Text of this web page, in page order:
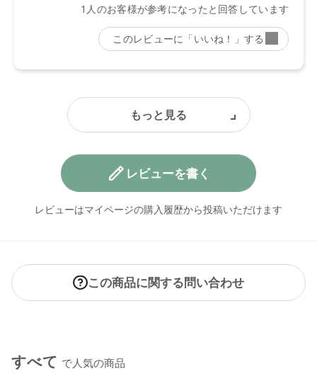
レビューを書く
レビューはマイページの購入履歴から投稿いただけます
この商品に関する問い合わせ
すべて で人気の商品